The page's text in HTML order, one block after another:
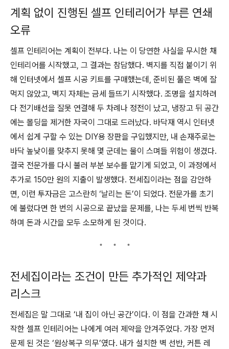
계획 없이 진행된 셀프 인테리어가 부른 연쇄
오류
셀프 인테리어는 계획이 전부다. 나는 이 당연한 사실을 무시한 채
인테리어를 시작했고, 그 결과는 참담했다. 벽지를 직접 붙이기 위
해 인터넷에서 셀프 시공 키트를 구매했는데, 준비된 풀은 벽에 잘
먹지 않았고, 벽지 자체는 금세 들뜨기 시작했다. 조명을 설치하려
다 전기배선을 잘못 연결해 두 차례나 정전이 났고, 냉장고 뒤 공간
에는 몰딩을 제거한 자국이 그대로 드러났다. 바닥재 역시 인터넷
에서 쉽게 구할 수 있는 DIY용 장판을 구입했지만, 내 손재주로는
바닥 높낮이를 맞추지 못해 몇 군데는 물이 스며들 위험이 생겼다.
결국 전문가를 다시 불러 부분 보수를 맡기게 되었고, 이 과정에서
추가로 150만 원의 지출이 발생했다. 전세집이라는 점을 감안하
면, 이런 투자금은 고스란히 ‘날리는 돈’이 되었다. 전문가를 초기
에 불렀다면 한 번의 시공으로 끝났을 문제를, 나는 두세 번씩 반복
하며 돈과 시간을 모두 소모하게 된 것이다.
전세집이라는 조건이 만든 추가적인 제약과
리스크
전세집은 말 그대로 ‘내 집이 아닌 공간’이다. 이 점을 간과한 채 시
작한 셀프 인테리어는 나에게 여러 제약을 안겨주었다. 가장 먼저
문제 된 것은 ‘원상복구 의무’였다. 내가 설치한 벽 선반, 커튼 레